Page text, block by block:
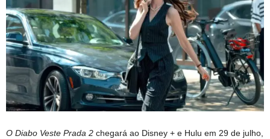
O Diabo Veste Prada 2 chegará ao Disney + e Hulu em 29 de julho,